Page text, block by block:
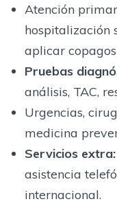
Atención
hospitalización
aplicar
Pruebas
análisis, TAC,
Urgencias,
medicina
Servicios extra:
asistencia
internacional.